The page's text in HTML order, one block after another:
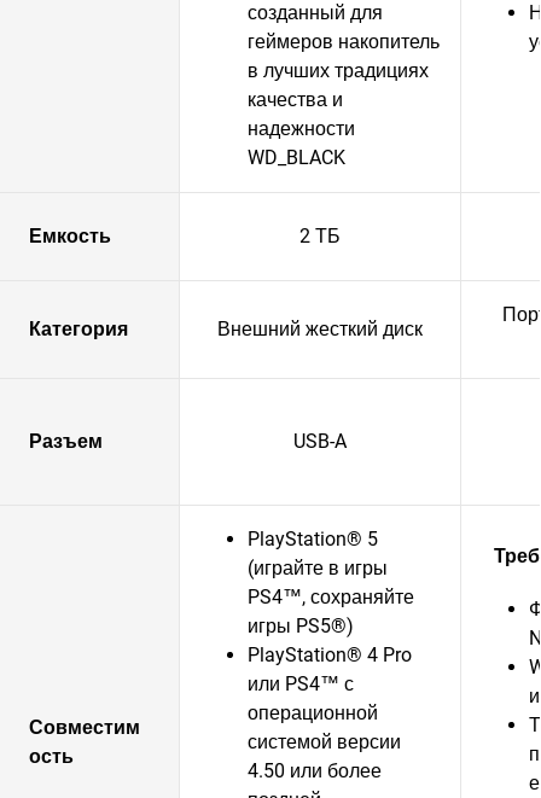
созданный для
геймеров накопитель
в лучших традициях
качества и
надежности
WD_BLACK
Емкость 2 ТБ
Категория Внешний жесткий диск
Разъем USB-A
Совместим
ость
PlayStation® 5
(играйте в игры
PS4™, сохраняйте
игры PS5®)
PlayStation® 4 Pro
или PS4™ с
операционной
системой версии
4.50 или более